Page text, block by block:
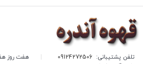
تلفن پشتیبانی: 09124272506